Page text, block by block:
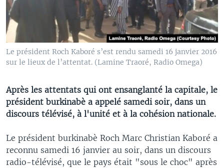
Le président Roch Kaboré s’est rendu samedi 16 janvier 2016
sur le lieux de l’attentat. (Lamine Traoré, Radio Omega)
Après les attentats qui ont ensanglanté la capitale, le
président burkinabè a appelé samedi soir, dans un
discours télévisé, à l'unité et à la cohésion nationale.
Le président burkinabè Roch Marc Christian Kaboré a
reconnu samedi 16 janvier au soir, dans un discours
radio-télévisé, que le pays était "sous le choc" après